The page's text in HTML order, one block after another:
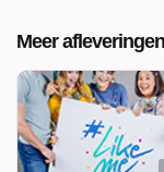
Meer afleveringen